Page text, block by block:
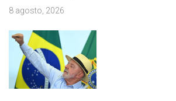
8 agosto, 2026